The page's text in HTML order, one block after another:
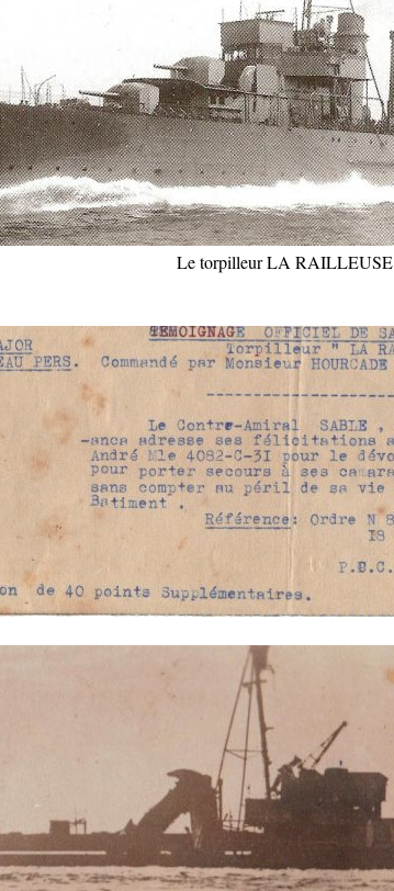
Le torpilleur LA RAILLEUSE